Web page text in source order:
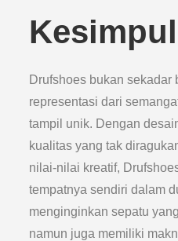
Drufshoes bukan sekadar
representasi dari
tampil unik. Dengan
kualitas yang tak
nilai-nilai kreatif,
tempatnya sendiri dalam
menginginkan sepatu
namun juga memiliki